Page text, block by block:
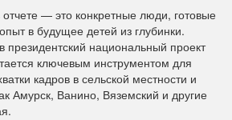
— это конкретные люди, готовые
в будущее детей из глубинки.
национальный проект
ключевым инструментом для
кадров в сельской местности и
Амурск, Ванино, Вяземский и другие